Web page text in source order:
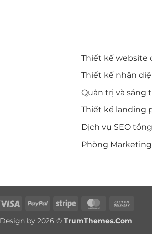
Thiết kế website
Thiết kế nhận
Quản trị và sáng
Thiết kế landing
Dịch vụ SEO
Phòng
Visa PayPal Stripe MasterCard
Design by 2026 © TrumThemes.Com